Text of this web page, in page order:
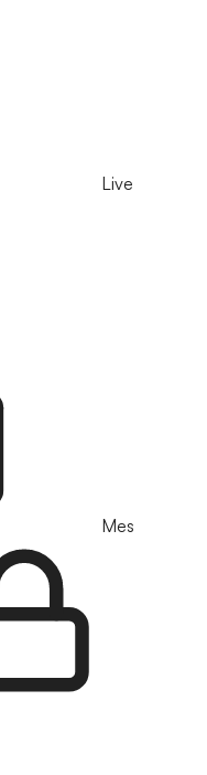
Live
Mes